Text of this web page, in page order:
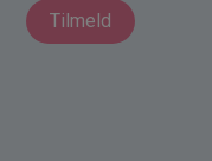
Tilmeld